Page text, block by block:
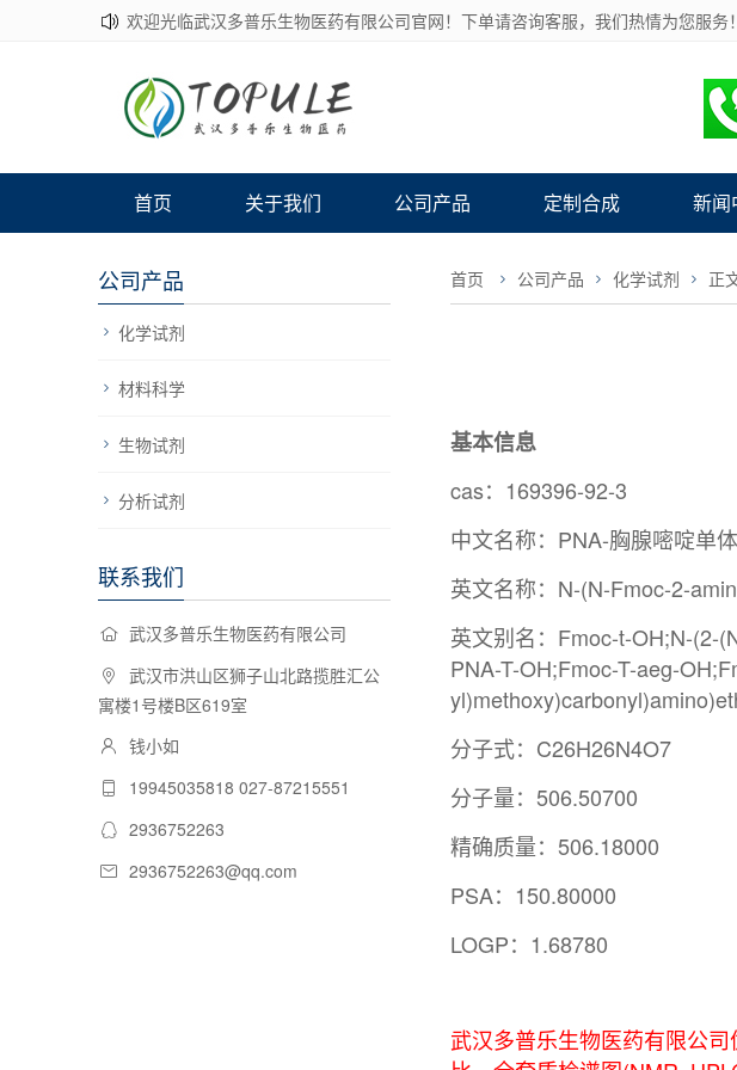
欢迎光临武汉多普乐生物医药有限公司官网！下单请咨询客服，我们热情为您服务！
首页 关于我们 公司产品 定制合成 新闻
公司产品
化学试剂
材料科学
生物试剂
分析试剂
联系我们
武汉多普乐生物医药有限公司
武汉市洪山区狮子山北路揽胜汇公
寓楼1号楼B区619室
钱小如
19945035818 027-87215551
2936752263
2936752263@qq.com
首页 公司产品 化学试剂 正
基本信息
cas：169396-92-3
中文名称：PNA-胸腺嘧啶单体
英文名称：N-(N-Fmoc-2-
英文别名：Fmoc-t-OH;N-(2-
PNA-T-OH;Fmoc-T-aeg-
分子式：C26H26N4O7
分子量：506.50700
精确质量：506.18000
PSA：150.80000
LOGP：1.68780
武汉多普乐生物医药有限公